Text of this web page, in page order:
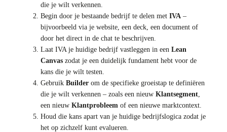
die je wilt verkennen.
Begin door je bestaande bedrijf te delen met IVA –
bijvoorbeeld via je website, een deck, een document of
door het direct in de chat te beschrijven.
Laat IVA je huidige bedrijf vastleggen in een Lean
Canvas zodat je een duidelijk fundament hebt voor de
kans die je wilt testen.
Gebruik Builder om de specifieke groeistap te definiëren
die je wilt verkennen – zoals een nieuw Klantsegment
een nieuw Klantprobleem of een nieuwe marktcontext.
Houd die kans apart van je huidige bedrijfslogica zodat je
het op zichzelf kunt evalueren.